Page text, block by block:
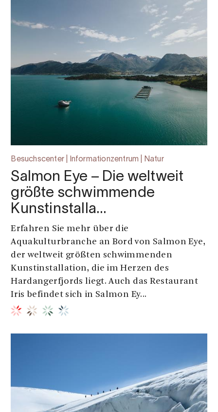
Besuchscenter | Informationzentrum | Natur
Salmon Eye – Die weltweit
größte schwimmende
Kunstinstalla…
Erfahren Sie mehr über die
Aquakulturbranche an Bord von Salmon Eye,
der weltweit größten schwimmenden
Kunstinstallation, die im Herzen des
Hardangerfjords liegt. Auch das Restaurant
Iris befindet sich in Salmon Ey...